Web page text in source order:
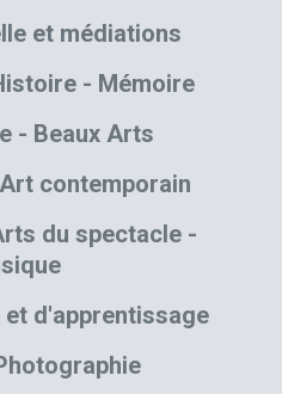
et médiations
- Mémoire
- Beaux Arts
contemporain
du spectacle -
d'apprentissage